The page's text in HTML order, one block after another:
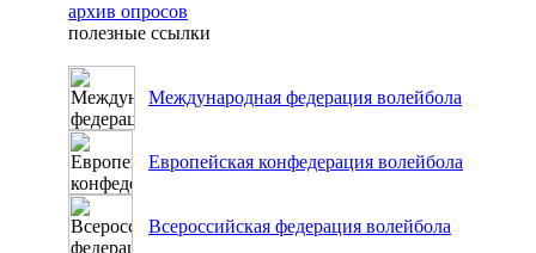
архив опросов
полезные ссылки
Международная федерация волейбола
Европейская конфедерация волейбола
Всероссийская федерация волейбола